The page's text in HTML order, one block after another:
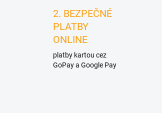
2. BEZPEČNÉ
PLATBY
ONLINE
platby kartou cez
GoPay a Google Pay